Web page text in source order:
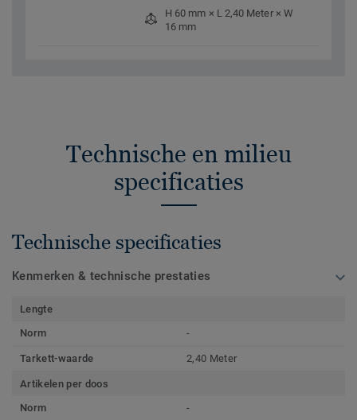
H 60 mm × L 2,40 Meter × W
16 mm
Technische en milieu
specificaties
Technische specificaties
Kenmerken & technische prestaties
Lengte
Norm
-
Tarkett-waarde 2,40 Meter
Artikelen per doos
Norm
-